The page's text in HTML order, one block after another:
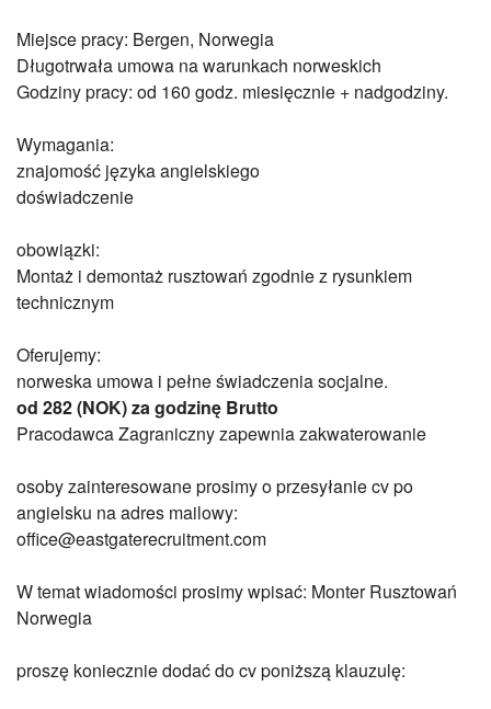
Miejsce pracy: Bergen, Norwegia
Długotrwała umowa na warunkach norweskich
Godziny pracy: od 160 godz. miesięcznie + nadgodziny.
Wymagania:
znajomość języka angielskiego
doświadczenie
obowiązki:
Montaż i demontaż rusztowań zgodnie z rysunkiem
technicznym
Oferujemy:
norweska umowa i pełne świadczenia socjalne.
od 282 (NOK) za godzinę Brutto
Pracodawca Zagraniczny zapewnia zakwaterowanie
osoby zainteresowane prosimy o przesyłanie cv po
angielsku na adres mailowy:
office@eastgaterecruitment.com
W temat wiadomości prosimy wpisać: Monter Rusztowań
Norwegia
proszę koniecznie dodać do cv poniższą klauzulę: